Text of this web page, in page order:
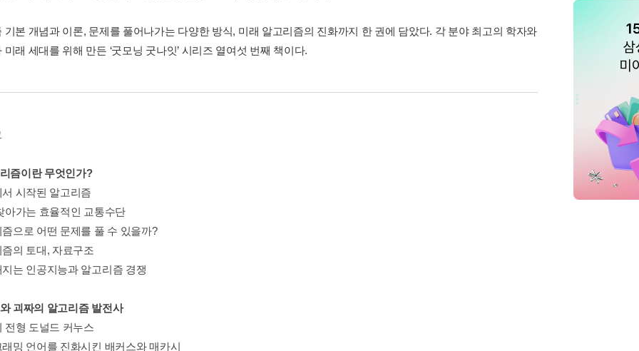
기본 개념과 이론, 문제를 풀어나가는 다양한 방식, 미래 알고리즘의 진화까지 한 권에 담았다. 각 분야 최고의 학자와
미래 세대를 위해 만든 ‘굿모닝 굿나잇’ 시리즈 열여섯 번째 책이다.
즘이란 무엇인가?
시작된 알고리즘
아가는 효율적인 교통수단
으로 어떤 문제를 풀 수 있을까?
의 토대, 자료구조
는 인공지능과 알고리즘 경쟁
괴짜의 알고리즘 발전사
전형 도널드 커누스
밍 언어를 진화시킨 배커스와 매카시